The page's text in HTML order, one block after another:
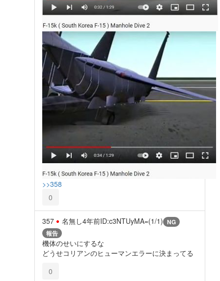
>>358
0
357 名無し4年前ID:c3NTUyMA=(1/1) NG
報告
機体のせいにするな
どうせコリアンのヒューマンエラーに決まってる
0